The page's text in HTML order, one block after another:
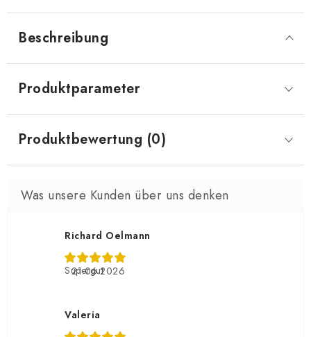
Beschreibung
Produktparameter
Produktbewertung (0)
Richard Oelmann
21.06.2026
Supergut
Valeria